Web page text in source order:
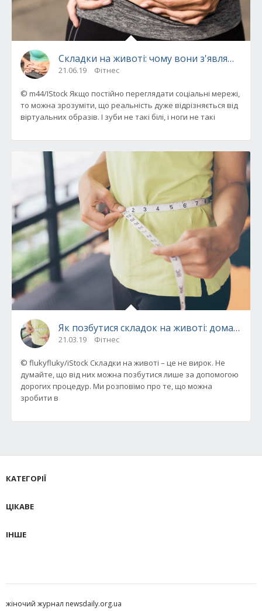
Складки на животі: чому вони з'являються
21.06.19 Фітнес
© m44/IStock Якщо постійно переглядати соціальні мережі,
то можна зрозуміти, що реальність дуже відрізняється від
віртуальних образів. І зуби не такі білі, і ноги не такі
Як позбутися складок на животі: домашні
21.03.19 Фітнес
© flukyfluky/iStock Складки на животі – це не вирок. Не
думайте, що від них можна позбутися лише за допомогою
дорогих процедур. Ми розповімо про те, що можна
зробити в
КАТЕГОРІЇ
ЦІКАВЕ
ІНШЕ
жіночий журнал newsdaily.org.ua